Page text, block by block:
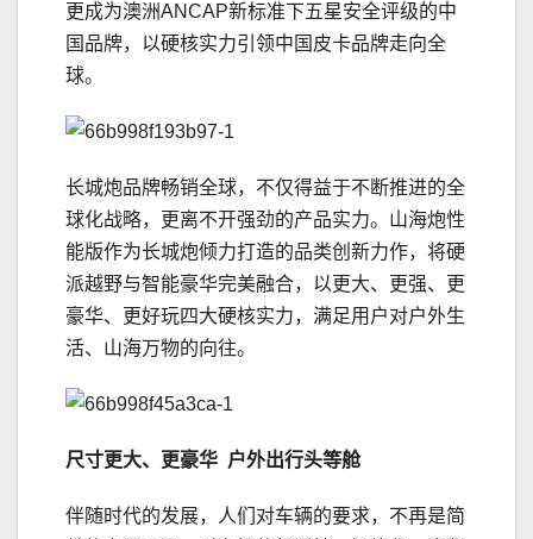
更成为澳洲ANCAP新标准下五星安全评级的中
国品牌，以硬核实力引领中国皮卡品牌走向全
球。
长城炮品牌畅销全球，不仅得益于不断推进的全
球化战略，更离不开强劲的产品实力。山海炮性
能版作为长城炮倾力打造的品类创新力作，将硬
派越野与智能豪华完美融合，以更大、更强、更
豪华、更好玩四大硬核实力，满足用户对户外生
活、山海万物的向往。
尺寸更大、更豪华 户外出行头等舱
伴随时代的发展，人们对车辆的要求，不再是简